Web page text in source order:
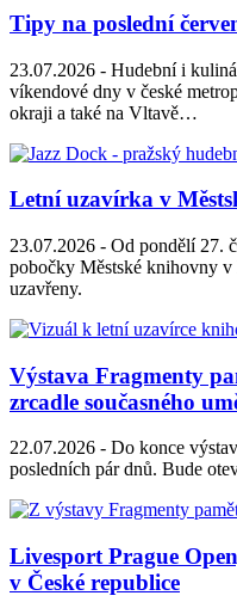
Tipy na poslední
23.07.2026 - Hudební i
víkendové dny v české
okraji a také na Vltavě…
Letní uzavírka v
23.07.2026 - Od pondělí 27.
pobočky Městské knihovny
uzavřeny.
Výstava Fragmenty
zrcadle současného
22.07.2026 - Do konce
posledních pár dnů. Bude
Livesport Prague
v České republice